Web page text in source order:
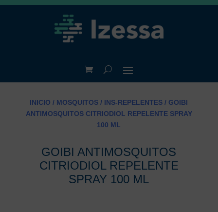
INICIO / MOSQUITOS / INS-REPELENTES / GOIBI
ANTIMOSQUITOS CITRIODIOL REPELENTE SPRAY
100 ML
GOIBI ANTIMOSQUITOS
CITRIODIOL REPELENTE
SPRAY 100 ML